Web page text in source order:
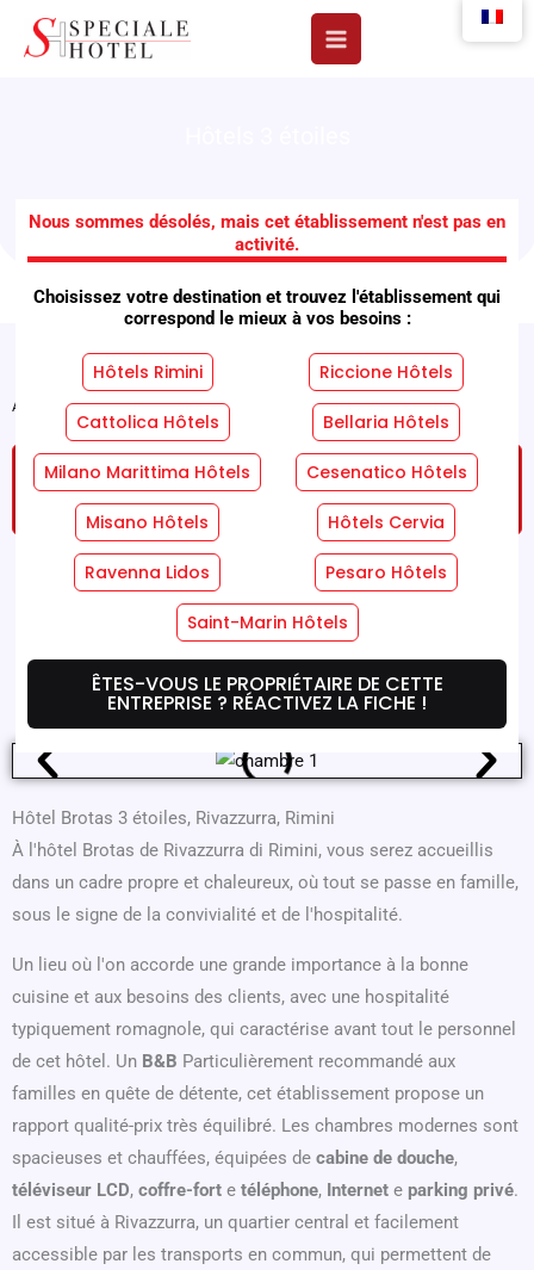
Nous sommes désolés, mais cet établissement n'est pas en
activité.
Choisissez votre destination et trouvez l'établissement qui
correspond le mieux à vos besoins :
Hôtels Rimini Riccione Hôtels
Cattolica Hôtels Bellaria Hôtels
Milano Marittima Hôtels Cesenatico Hôtels
Misano Hôtels Hôtels Cervia
Ravenna Lidos Pesaro Hôtels
Saint-Marin Hôtels
ÊTES-VOUS LE PROPRIÉTAIRE DE CETTE
ENTREPRISE ? RÉACTIVEZ LA FICHE !
Brotas Hôtels
Accueil "Installations"Brotas Hôtels
DEMANDEZ UN DEVIS GRATUIT ET SANS
ENGAGEMENT !
Services Hôteliers Services En Chambre
Où Nous Sommes Offres
Hôtel Brotas 3 étoiles, Rivazzurra, Rimini
À l'hôtel Brotas de Rivazzurra di Rimini, vous serez accueillis
dans un cadre propre et chaleureux, où tout se passe en famille,
sous le signe de la convivialité et de l'hospitalité.
Un lieu où l'on accorde une grande importance à la bonne
cuisine et aux besoins des clients, avec une hospitalité
typiquement romagnole, qui caractérise avant tout le personnel
de cet hôtel. Un B&B Particulièrement recommandé aux
familles en quête de détente, cet établissement propose un
rapport qualité-prix très équilibré. Les chambres modernes sont
spacieuses et chauffées, équipées de cabine de douche,
téléviseur LCD, coffre-fort e téléphone, Internet e parking privé.
Il est situé à Rivazzurra, un quartier central et facilement
accessible par les transports en commun, qui permettent de